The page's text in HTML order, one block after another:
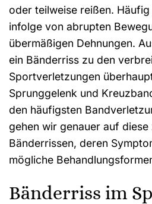
oder teilweise reißen.
infolge von abrupten
übermäßigen Dehnungen.
ein Bänderriss zu den
Sportverletzungen
Sprunggelenk und
den häufigsten
gehen wir genauer auf
Bänderrissen, deren
mögliche
Bänderriss im